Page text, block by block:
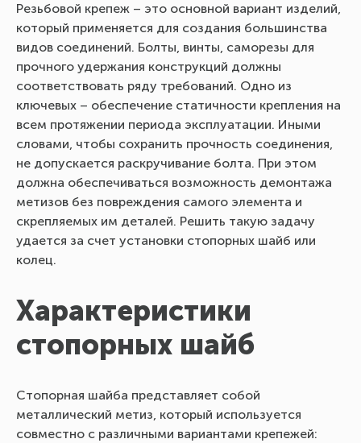
Резьбовой крепеж – это основной вариант изделий,
который применяется для создания большинства
видов соединений. Болты, винты, саморезы для
прочного удержания конструкций должны
соответствовать ряду требований. Одно из
ключевых – обеспечение статичности крепления на
всем протяжении периода эксплуатации. Иными
словами, чтобы сохранить прочность соединения,
не допускается раскручивание болта. При этом
должна обеспечиваться возможность демонтажа
метизов без повреждения самого элемента и
скрепляемых им деталей. Решить такую задачу
удается за счет установки стопорных шайб или
колец.
Характеристики
стопорных шайб
Стопорная шайба представляет собой
металлический метиз, который используется
совместно с различными вариантами крепежей: